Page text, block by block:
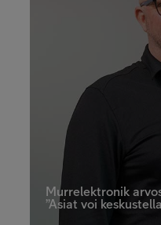
Murrelektronik
”Asiat voi